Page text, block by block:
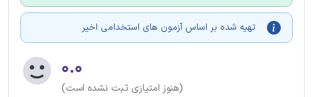
تهیه شده بر اساس آزمون های استخدامی اخیر
۰.۰
(هنوز امتیازی ثبت نشده است)